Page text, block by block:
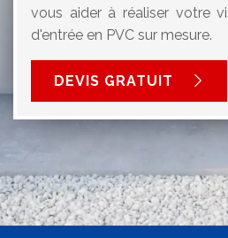
vous aider à réaliser votre
d'entrée en PVC sur mesure.
DEVIS GRATUIT